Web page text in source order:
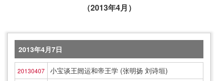
（2013年4月）
2013年4月7日
20130407 小宝谈王闿运和帝王学 (张明扬 刘诗垣)